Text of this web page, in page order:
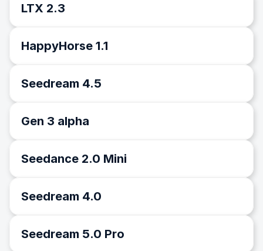
LTX 2.3
HappyHorse 1.1
Seedream 4.5
Gen 3 alpha
Seedance 2.0 Mini
Seedream 4.0
Seedream 5.0 Pro